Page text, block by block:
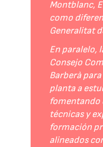
Montblanc,
como
Generalitat
En paralelo,
Consejo
Barberà
planta a
fomentando
técnicas y
formación
alineados